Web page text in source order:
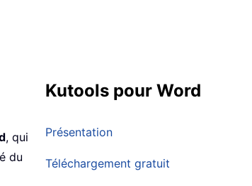
Kutools pour Word
Présentation
Téléchargement gratuit
, qui
du